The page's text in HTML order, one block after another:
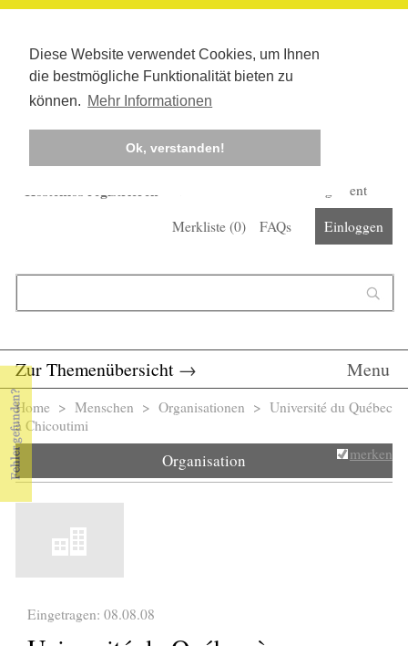
Diese Website verwendet Cookies, um Ihnen
die bestmögliche Funktionalität bieten zu
können. Mehr Informationen
Ok, verstanden!
Kostenlos registrieren
Corona-Management
Merkliste (0) FAQs Einloggen
Zur Themenübersicht → Menu
Sie sind hier
Home > Menschen > Organisationen > Université du Québec
à Chicoutimi
Organisation merken
Eingetragen: 08.08.08